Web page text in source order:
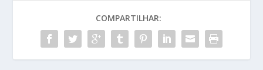
COMPARTILHAR: